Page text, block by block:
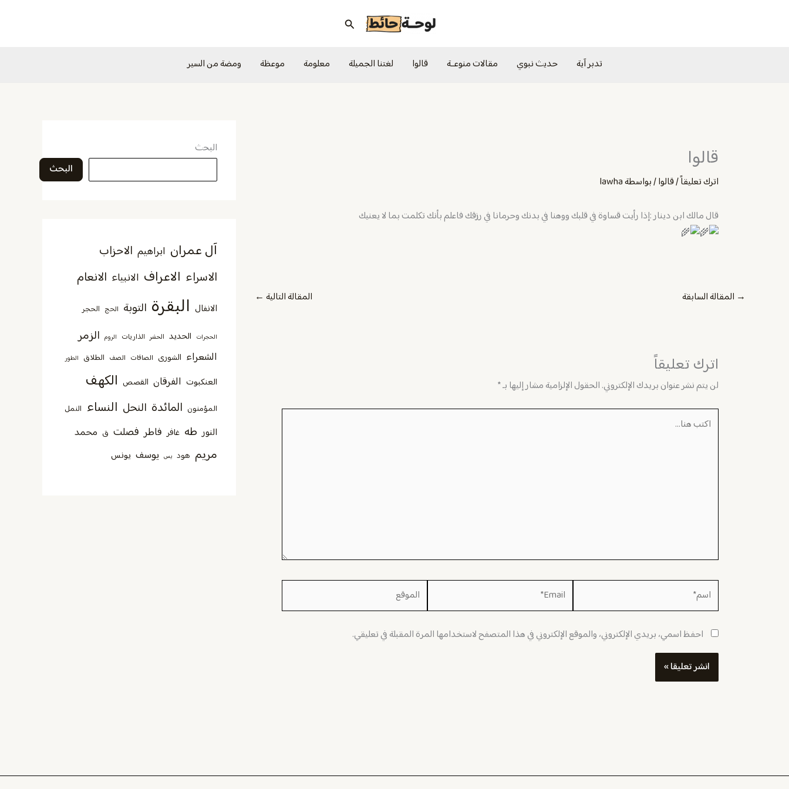
البحث
تدبر آية حديث نبوي مقالات منوعــة قالوا لغتنا الجميلة معلومة موعظة ومضة من السير
قالوا
اترك تعليقاً/قالوا/ بواسطةlawha
قال مالك ابن دينار :إذا رأيت قساوة في قلبك ووهنا في بدنك وحرمانا في رزقك فاعلم بأنك تكلمت بما لا يعنيك
→ المقالة السابقة المقالة التالية ←
اترك تعليقاً
لن يتم نشر عنوان بريدك الإلكتروني.الحقول الإلزامية مشار إليها بـ*
اكتب
اسم* Email* الموقع
احفظ اسمي، بريدي الإلكتروني، والموقع الإلكتروني في هذا المتصفح لاستخدامها المرة المقبلة في تعليقي.
البحث
البحث
آل عمران ابراهيم الاحزاب
الاسراء الاعراف الانبياء الانعام
الانفال البقرة التوبة الحج الحجر
الحجرات الحديد الحشر الذاريات الروم الزمر
الشعراء الشورى الصافات الصف الطلاق الطور
العنكبوت الفرقان القصص الكهف
المؤمنون المائدة النحل النساء النمل
النور طه غافر فاطر فصلت ق محمد
مريم هود يس يوسف يونس